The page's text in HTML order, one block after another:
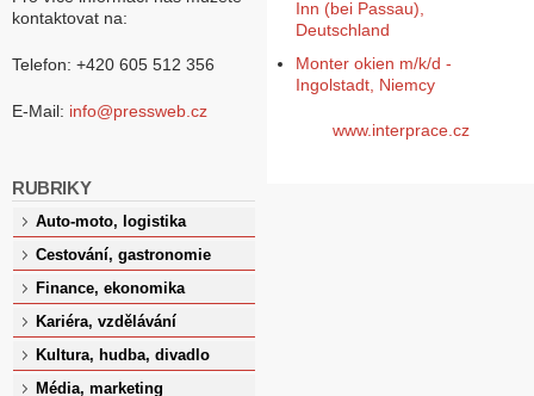
kontaktovat na:
Telefon: +420 605 512 356
E-Mail: info@pressweb.cz
RUBRIKY
Auto-moto, logistika
Cestování, gastronomie
Finance, ekonomika
Kariéra, vzdělávání
Kultura, hudba, divadlo
Média, marketing
Inn (bei Passau),
Deutschland
Monter okien m/k/d -
Ingolstadt, Niemcy
www.interprace.cz